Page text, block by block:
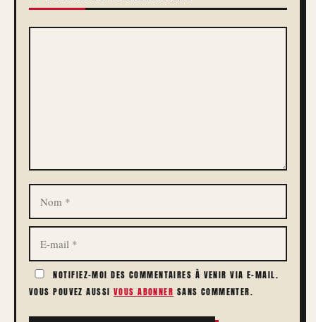
COMMENTAIRE
NOM
E-
MAIL
NOTIFIEZ-MOI DES COMMENTAIRES À VENIR VIA E-MAIL.
VOUS POUVEZ AUSSI VOUS ABONNER SANS COMMENTER.